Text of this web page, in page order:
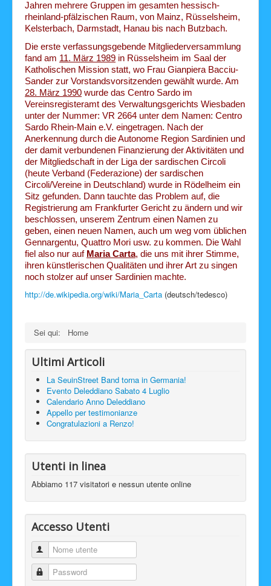
Jahren mehrere Gruppen im gesamten hessisch-
rheinland-pfälzischen Raum, von Mainz, Rüsselsheim,
Kelsterbach, Darmstadt, Hanau bis nach Butzbach.
Die erste verfassungsgebende Mitgliederversammlung
fand am 11. März 1989 in Rüsselsheim im Saal der
Katholischen Mission statt, wo Frau Gianpiera Bacciu-
Sander zur Vorstandsvorsitzenden gewählt wurde. Am
28. März 1990 wurde das Centro Sardo im
Vereinsregisteramt des Verwaltungsgerichts Wiesbaden
unter der Nummer: VR 2664 unter dem Namen: Centro
Sardo Rhein-Main e.V. eingetragen. Nach der
Anerkennung durch die Autonome Region Sardinien und
der damit verbundenen Finanzierung der Aktivitäten und
der Mitgliedschaft in der Liga der sardischen Circoli
(heute Verband (Federazione) der sardischen
Circoli/Vereine in Deutschland) wurde in Rödelheim ein
Sitz gefunden. Dann tauchte das Problem auf, die
Registrierung am Frankfurter Gericht zu ändern und wir
beschlossen, unserem Zentrum einen Namen zu
geben, einen neuen Namen, auch um weg vom üblichen
Gennargentu, Quattro Mori usw. zu kommen. Die Wahl
fiel also nur auf Maria Carta, die uns mit ihrer Stimme,
ihren künstlerischen Qualitäten und ihrer Art zu singen
noch stolzer auf unser Sardinien machte.
http://de.wikipedia.org/wiki/Maria_Carta (deutsch/tedesco)
Sei qui: Home
Ultimi Articoli
La SeuinStreet Band torna in Germania!
Evento Deleddiano Sabato 4 Luglio
Calendario Anno Deleddiano
Appello per testimonianze
Congratulazioni a Renzo!
Utenti in linea
Abbiamo 117 visitatori e nessun utente online
Accesso Utenti
Nome utente
Password